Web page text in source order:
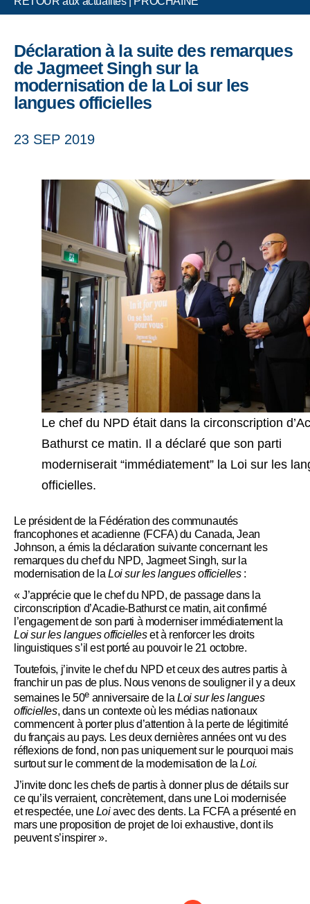
Déclaration à la suite des remarques
de Jagmeet Singh sur la
modernisation de la Loi sur les
langues officielles
23 SEP 2019
Le chef du NPD était dans la circonscription
Bathurst ce matin. Il a déclaré que son parti
moderniserait “immédiatement” la Loi sur les
officielles.
Le président de la Fédération des communautés
francophones et acadienne (FCFA) du Canada, Jean
Johnson, a émis la déclaration suivante concernant les
remarques du chef du NPD, Jagmeet Singh, sur la
modernisation de la Loi sur les langues officielles:
« J’apprécie que le chef du NPD, de passage dans la
circonscription d’Acadie-Bathurst ce matin, ait confirmé
l’engagement de son parti à moderniser immédiatement la
Loi sur les langues officielleset à renforcer les droits
linguistiques s’il est porté au pouvoir le 21 octobre.
Toutefois, j’invite le chef du NPD et ceux des autres partis à
franchir un pas de plus. Nous venons de souligner il y a deux
semaines le 50e anniversaire de laLoi sur les langues
officielles, dans un contexte où les médias nationaux
commencent à porter plus d’attention à la perte de légitimité
du français au pays. Les deux dernières années ont vu des
réflexions de fond, non pas uniquement sur le pourquoi mais
surtout sur le comment de la modernisation de laLoi.
J’invite donc les chefs de partis à donner plus de détails sur
ce qu’ils verraient, concrètement, dans une Loi modernisée
et respectée, uneLoiavec des dents. La FCFA a présenté en
mars une proposition de projet de loi exhaustive, dont ils
peuvent s’inspirer ».